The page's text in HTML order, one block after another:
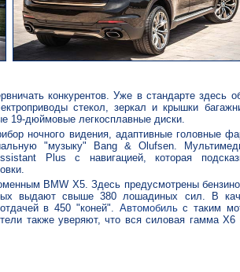
конкурентов. Уже в стандарте здесь
стекол, зеркал и крышки
19-дюймовые легкосплавные диски.
ночного видения, адаптивные головные
"музыку" Bang & Olufsen.
Plus с навигацией, которая
BMW X5. Здесь предусмотрены
выдают свыше 380 лошадиных сил. В
в 450 "коней". Автомобильс таким
также уверяют, что вся силовая гамма X6